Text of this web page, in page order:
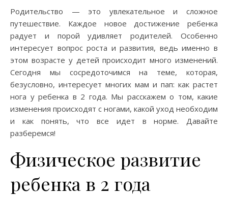
Родительство — это увлекательное и сложное
путешествие. Каждое новое достижение ребенка
радует и порой удивляет родителей. Особенно
интересует вопрос роста и развития, ведь именно в
этом возрасте у детей происходит много изменений.
Сегодня мы сосредоточимся на теме, которая,
безусловно, интересует многих мам и пап: как растет
нога у ребенка в 2 года. Мы расскажем о том, какие
изменения происходят с ногами, какой уход необходим
и как понять, что все идет в норме. Давайте
разберемся!
Физическое развитие
ребенка в 2 года